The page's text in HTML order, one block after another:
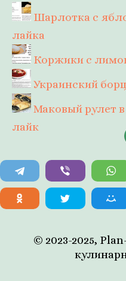
Шарлотка с
лайка
Коржики с
Украинский
Маковый рулет
лайк
© 2023-2025,